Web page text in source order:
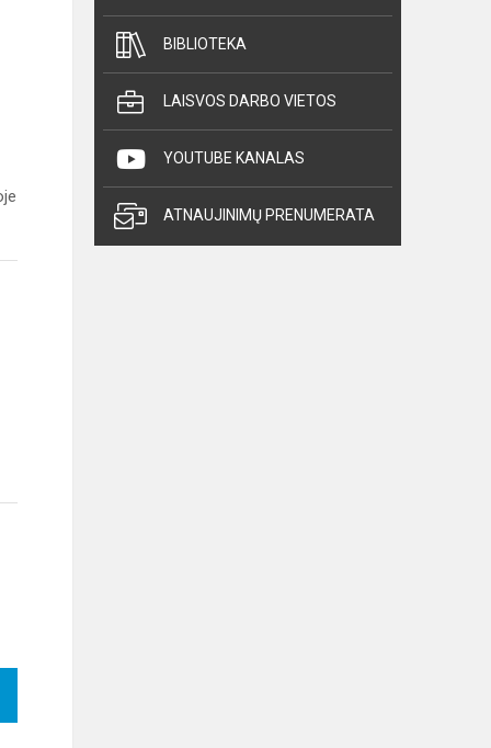
BIBLIOTEKA
LAISVOS DARBO VIETOS
YOUTUBE KANALAS
ATNAUJINIMŲ PRENUMERATA